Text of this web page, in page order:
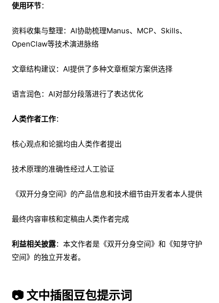
使用环节：
资料收集与整理：AI协助梳理Manus、MCP、Skills、
OpenClaw等技术演进脉络
文章结构建议：AI提供了多种文章框架方案供选择
语言润色：AI对部分段落进行了表达优化
人类作者工作：
核心观点和论据均由人类作者提出
技术原理的准确性经过人工验证
《双开分身空间》的产品信息和技术细节由开发者本人提供
最终内容审核和定稿由人类作者完成
利益相关披露：本文作者是《双开分身空间》和《知芽守护
空间》的独立开发者。
📷 文中插图豆包提示词